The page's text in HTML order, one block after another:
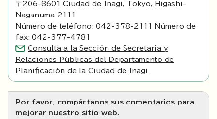
〒206-8601 Ciudad de Inagi, Tokyo, Higashi-
Naganuma 2111
Número de teléfono: 042-378-2111 Número de
fax: 042-377-4781
Consulta a la Sección de Secretaría y
Relaciones Públicas del Departamento de
Planificación de la Ciudad de Inagi
Por favor, compártanos sus comentarios para
mejorar nuestro sitio web.